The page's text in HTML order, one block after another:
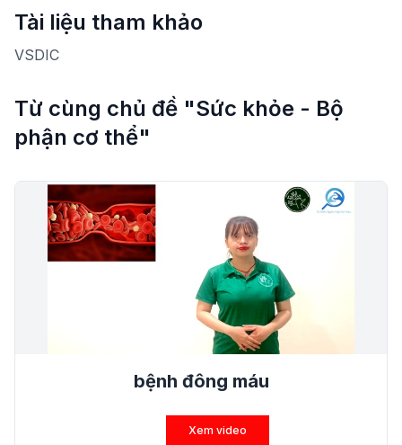
Tài liệu tham khảo
VSDIC
Từ cùng chủ đề "Sức khỏe - Bộ
phận cơ thể"
bệnh đông máu
Xem video